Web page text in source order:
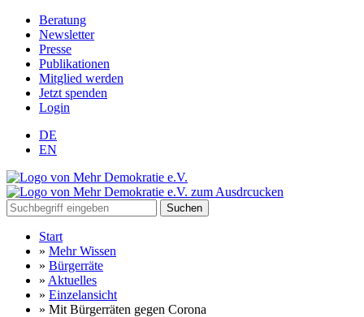
Beratung
Newsletter
Presse
Publikationen
Mitglied werden
Jetzt spenden
Login
DE
EN
Suchen
Start
» Mehr Wissen
» Bürgerräte
» Aktuelles
» Einzelansicht
» Mit Bürgerräten gegen Corona